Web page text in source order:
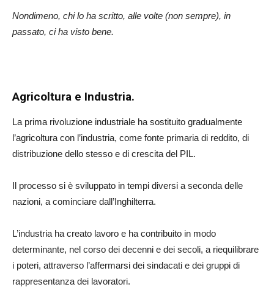
Nondimeno, chi lo ha scritto, alle volte (non sempre), in
passato, ci ha visto bene.
Agricoltura e Industria.
La prima rivoluzione industriale ha sostituito gradualmente
l’agricoltura con l’industria, come fonte primaria di reddito, di
distribuzione dello stesso e di crescita del PIL.
Il processo si è sviluppato in tempi diversi a seconda delle
nazioni, a cominciare dall’Inghilterra.
L’industria ha creato lavoro e ha contribuito in modo
determinante, nel corso dei decenni e dei secoli, a riequilibrare
i poteri, attraverso l’affermarsi dei sindacati e dei gruppi di
rappresentanza dei lavoratori.